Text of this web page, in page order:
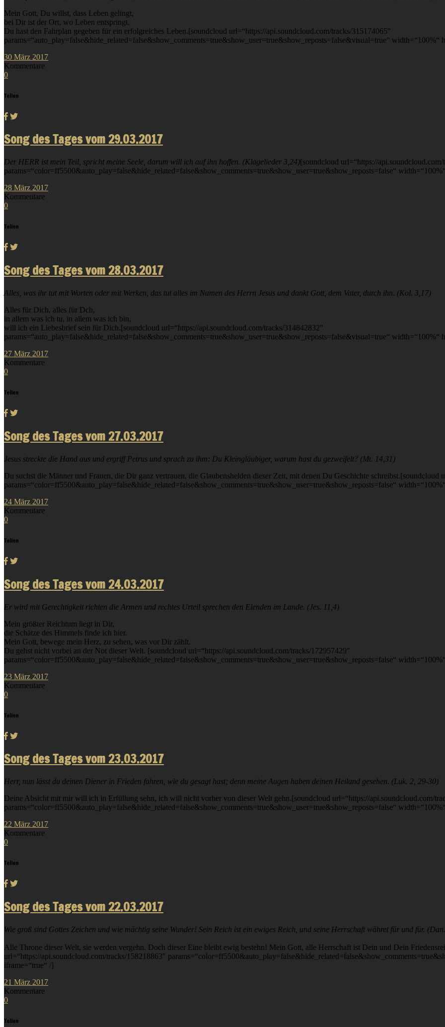
Mein Gott, Du willst, dass Leben gelingt,
bei Dir ist der Ort, wo Leben entspringt.
Du hast den Fahrplan gegeben für ein erfolgreiches Leben.[soundcloud url=“https://api.soundcloud.com/tracks/315174065″
params=“auto_play=false&hide_related=false&show_comments=true&show_user=true&show_reposts=false&visual=true“ width=“100%“
30 März 2017
Kommentare
0
Teilen
Song des Tages vom 29.03.2017
Der HERR ist mein Teil, spricht meine Seele, darum will ich auf ihn hoffen. (Klagelieder 3,24)[soundcloud url=“https://api.soundcloud.com/
params=“color=ff5500&auto_play=false&hide_related=false&show_comments=true&show_user=true&show_reposts=false“
28 März 2017
Kommentare
0
Teilen
Song des Tages vom 28.03.2017
Alles, was ihr tut mit Worten oder mit Werken, das tut alles im Namen des Herrn Jesus und dankt Gott, dem Vater, durch ihn. (Kol. 3,17)
Alles für Dich, alles für Dch,
in allem was ich tu, in allem was ich bin,
will ich ein Liebesbrief sein für Dich.[soundcloud url=“https://api.soundcloud.com/tracks/314842832″
params=“auto_play=false&hide_related=false&show_comments=true&show_user=true&show_reposts=false&visual=true“ width=“100%“
27 März 2017
Kommentare
0
Teilen
Song des Tages vom 27.03.2017
Jesus streckte die Hand aus und ergriff Petrus und sprach zu ihm: Du Kleingläubiger, warum hast du gezweifelt? (Mt. 14,31)
Du suchst die Männer und Frauen, die Dir ganz vertrauen, die Glaubenshelden dieser Zeit, mit denen Du Geschichte schreibst.[soundcloud
params=“color=ff5500&auto_play=false&hide_related=false&show_comments=true&show_user=true&show_reposts=false“
24 März 2017
Kommentare
0
Teilen
Song des Tages vom 24.03.2017
Er wird mit Gerechtigkeit richten die Armen und rechtes Urteil sprechen den Elenden im Lande. (Jes. 11,4)
Mein größter Reichtum liegt in Dir,
die Schätze des Himmels finde ich hier.
Mein Gott, bewege mein Herz, zu sehen, was vor Dir zählt.
Du gehst nicht vorbei an der Not dieser Welt. [soundcloud url=“https://api.soundcloud.com/tracks/172957429″
params=“color=ff5500&auto_play=false&hide_related=false&show_comments=true&show_user=true&show_reposts=false“
23 März 2017
Kommentare
0
Teilen
Song des Tages vom 23.03.2017
Herr, nun lässt du deinen Diener in Frieden fahren, wie du gesagt hast; denn meine Augen haben deinen Heiland gesehen. (Luk. 2, 29-30)
Deine Absicht mit mir will ich in Erfüllung sehn, ich will nicht vorher von dieser Welt gehn.[soundcloud url=“https://api.soundcloud.com/
params=“color=ff5500&auto_play=false&hide_related=false&show_comments=true&show_user=true&show_reposts=false“
22 März 2017
Kommentare
0
Teilen
Song des Tages vom 22.03.2017
Wie groß sind Gottes Zeichen und wie mächtig seine Wunder! Sein Reich ist ein ewiges Reich, und seine Herrschaft währet für und für.
Alle Throne dieser Welt, sie werden vergehn. Doch dieser Eine bleibt ewig bestehn! Mein Gott, alle Herrschaft ist Dein und Dein
url=“https://api.soundcloud.com/tracks/158218863″
iframe=“true“ /]
21 März 2017
Kommentare
0
Teilen